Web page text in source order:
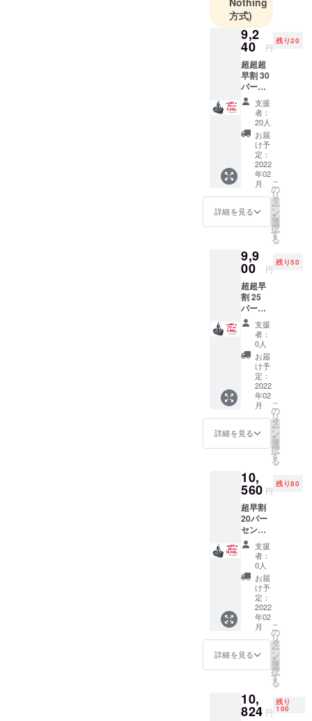
方式)
9,2
40 円
残り20
超超超
早割 30
パーセ
ントオ
フ 一
般発売
前お届
支援
者：
20人
お届
け予
定：
2022
年02
月
詳細を見る
こ
の
リ
タ
ー
ン
を
選
択
す
る
9,9
00 円
残り50
超超早
割 25
パーセ
ントオ
フ 一
般発売
前お届
支援
者：
0人
お届
け予
定：
2022
年02
月
詳細を見る
こ
の
リ
タ
ー
ン
を
選
択
す
る
10,
560 円
残り80
超早割
20パー
セント
オフ
一般発
売前お
届け
支援
者：
0人
お届
け予
定：
2022
年02
月
詳細を見る
こ
の
リ
タ
ー
ン
を
選
択
す
る
10,
824 円
残り
100